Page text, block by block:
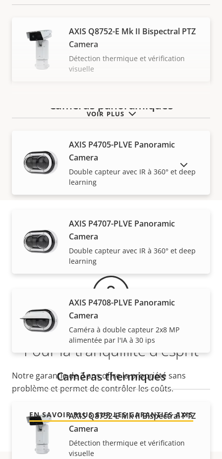
VOIR PLUS
AXIS Q8752-E Mk II Bispectral PTZ
Camera
Détection thermique et vérification
visuelle
Caméras panoramiques
AXIS P4705-PLVE Panoramic
Camera
Double capteur avec IR à 360° et deep
learning
AXIS P4707-PLVE Panoramic
Camera
Double capteur avec IR à 360° et deep
learning
AXIS P4708-PLVE Panoramic
Camera
Caméra à double capteur 2x8 MP
alimentée par l'IA à 30 ips
Caméras thermiques
AXIS Q8752-E Mk II Bispectral PTZ
Camera
Détection thermique et vérification
visuelle
AFFICHER LES PRODUITS ABANDONNÉS
Garantie
Pour la tranquillité d'esprit
Notre garantie de 3 ans offre la propriété sans
problème et permet de contrôler les coûts.
EN SAVOIR PLUS SUR LES GARANTIES AXIS